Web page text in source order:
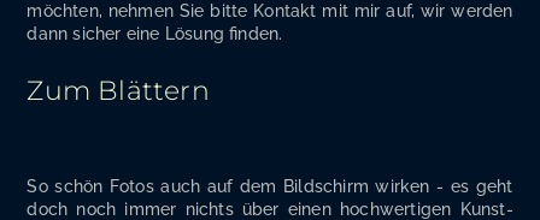
möch­ten, neh­men Sie bit­te Kon­takt mit mir auf, wir wer­den
dann sicher eine Lösung finden.
Zum Blättern
So schön Fotos auch auf dem Bild­schirm wir­ken - es geht
doch noch immer nichts über einen hoch­wer­ti­gen Kunst­